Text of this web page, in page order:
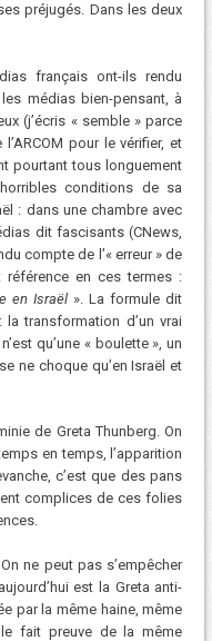
préjugés. Dans les deux
français ont-ils rendu
médias bien-pensant, à
(j’écris « semble » parce
pour le vérifier, et
pourtant tous longuement
conditions de sa
: dans une chambre avec
dit fascisants (CNews,
compte de l’« erreur » de
en ces termes :
en Israël ». La formule dit
transformation d’un vrai
qu’une « boulette », un
ne choque qu’en Israël et
de Greta Thunberg. On
en temps, l’apparition
c’est que des pans
complices de ces folies
ne peut pas s’empêcher
est la Greta anti-
par la même haine, même
fait preuve de la même